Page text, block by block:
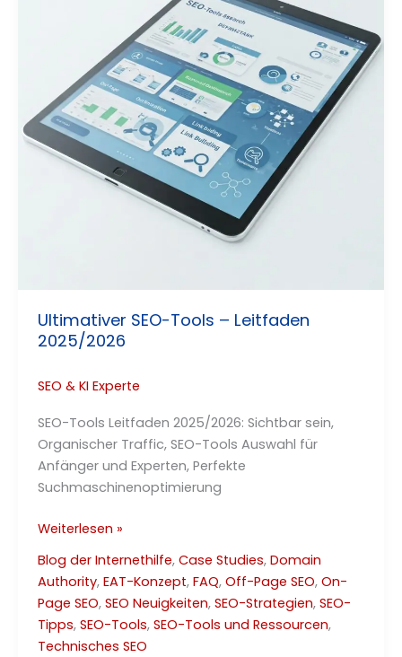
Ultimativer SEO-Tools – Leitfaden
2025/2026
SEO & KI Experte
SEO-Tools Leitfaden 2025/2026: Sichtbar sein,
Organischer Traffic, SEO-Tools Auswahl für
Anfänger und Experten, Perfekte
Suchmaschinenoptimierung
Ultimativer
Tools
–
Leitfaden
2025/2026
Weiterlesen »
Blog der Internethilfe, Case Studies, Domain
Authority, EAT-Konzept, FAQ, Off-Page SEO, On-
Page SEO, SEO Neuigkeiten, SEO-Strategien, SEO-
Tipps, SEO-Tools, SEO-Tools und Ressourcen,
Technisches SEO